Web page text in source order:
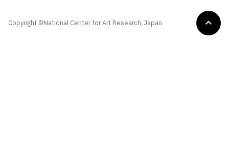
Copyright ©National Center for Art Research, Japan